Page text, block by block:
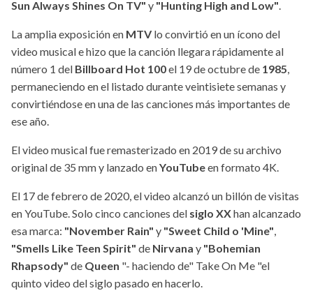
Sun Always Shines On TV" y "Hunting High and Low".
La amplia exposición en MTV lo convirtió en un ícono del
video musical e hizo que la canción llegara rápidamente al
número 1 del Billboard Hot 100el 19 de octubre de 1985,
permaneciendo en el listado durante veintisiete semanas y
convirtiéndose en una de las canciones más importantes de
ese año.
El video musical fue remasterizado en 2019 de su archivo
original de 35 mm y lanzado enYouTubeen formato 4K.
El 17 de febrero de 2020, el video alcanzó un billón de visitas
en YouTube. Solo cinco canciones del siglo XXhan alcanzado
esa marca: "November Rain" y "Sweet Child o 'Mine",
"Smells Like Teen Spirit" de Nirvana y "Bohemian
Rhapsody" de Queen "- haciendo de" Take On Me "el
quinto video del siglo pasado en hacerlo.